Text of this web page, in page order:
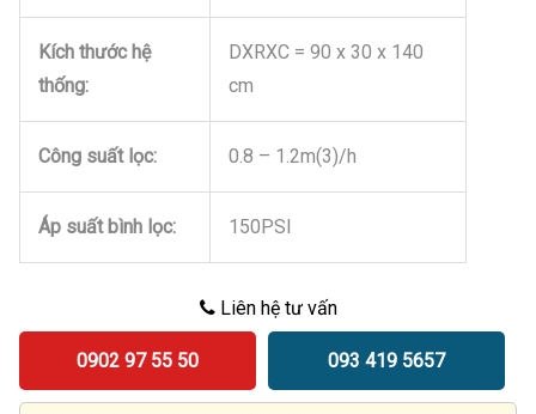
Kích thước hệ
thống:
DXRXC = 90 x 30 x 140
cm
Công suất lọc: 0.8 – 1.2m(3)/h
Áp suất bình lọc: 150PSI
Liên hệ tư vấn
0902 97 55 50 093 419 5657